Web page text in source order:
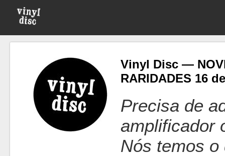
Vinyl Disc —
RARIDADES 16
Precisa de
amplificador
Nós temos o